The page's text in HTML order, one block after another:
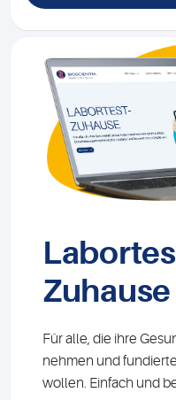
Zuhause
Für alle, die ihre
nehmen und
wollen. Einfach und